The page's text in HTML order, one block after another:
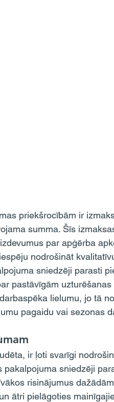
summa. Šīs
par apģērba
nodrošināt
sniedzēji parasti
pastāvīgām
lielumu, jo tā
pagaidu vai sezonas
sniedzēji
risinājumus
ātri pielāgoties